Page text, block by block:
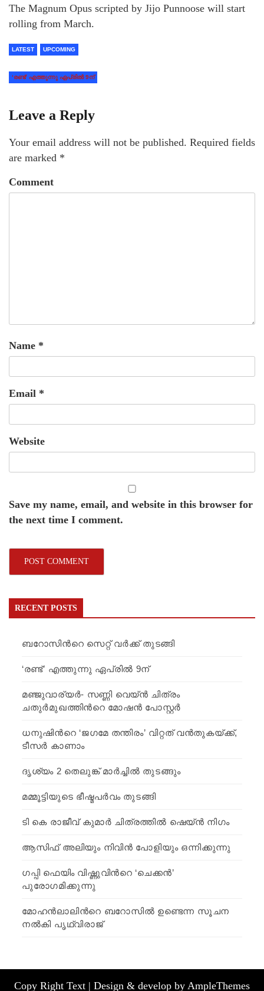
The Magnum Opus scripted by Jijo Punnoose will start
rolling from March.
LATEST UPCOMING
‘രണ്ട്’ എത്തുന്നു ഏപ്രില്‍ 9ന്
Leave a Reply
Your email address will not be published. Required fields
are marked *
Comment
Name *
Email *
Website
Save my name, email, and website in this browser for
the next time I comment.
RECENT POSTS
ബറോസിന്‍റെ സെറ്റ് വര്‍ക്ക് തുടങ്ങി
‘രണ്ട്’ എത്തുന്നു ഏപ്രില്‍ 9ന്
മഞ്ജുവാര്യര്‍- സണ്ണി വെയ്ന്‍ ചിത്രം
ചതുര്‍മുഖത്തിന്‍റെ മോഷന്‍ പോസ്റ്റര്‍
ധനുഷിന്‍റെ ‘ജഗമേ തന്തിരം’ വിറ്റത് വന്‍തുകയ്ക്ക്,
ടീസര്‍ കാണാം
ദൃശ്യം 2 തെലുങ്ക് മാര്‍ച്ചില്‍ തുടങ്ങും
മമ്മൂട്ടിയുടെ ഭീഷ്മപർവം തുടങ്ങി
ടി കെ രാജീവ് കുമാര്‍ ചിത്രത്തില്‍ ഷെയ്ന്‍ നിഗം
ആസിഫ് അലിയും നിവിന്‍ പോളിയും ഒന്നിക്കുന്നു
ഗപ്പി ഫെയിം വിഷ്ണുവിന്‍റെ ‘ചെക്കന്‍’
പുരോഗമിക്കുന്നു
മോഹന്‍ലാലിന്‍റെ ബറോസില്‍ ഉണ്ടെന്ന സൂചന
നല്‍കി പൃഥ്വിരാജ്
Copy Right Text | Design & develop by AmpleThemes